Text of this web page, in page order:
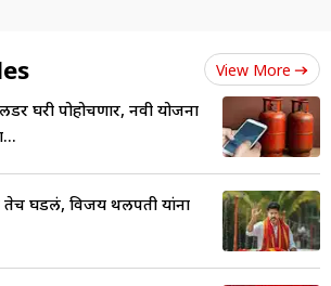
View More
घरी पोहोचणार, नवी योजना
तेच घडलं, विजय थलपती यांना